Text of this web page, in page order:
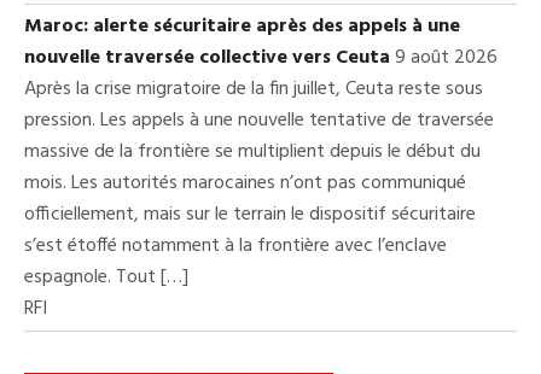
Maroc: alerte sécuritaire après des appels à une
nouvelle traversée collective vers Ceuta9 août 2026
Après la crise migratoire de la fin juillet, Ceuta reste sous
pression. Les appels à une nouvelle tentative de traversée
massive de la frontière se multiplient depuis le début du
mois. Les autorités marocaines n’ont pas communiqué
officiellement, mais sur le terrain le dispositif sécuritaire
s’est étoffé notamment à la frontière avec l’enclave
espagnole. Tout […]
RFI